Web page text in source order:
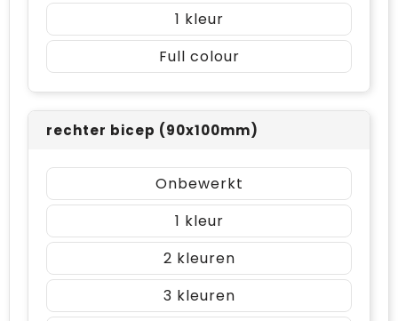
1
Full colour
rechter bicep (90x100mm)
Onbewerkt
1
2
3